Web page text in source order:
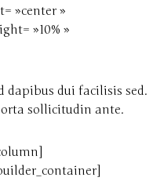
»center »
»10% »
dapibus dui facilisis sed.
sollicitudin ante.